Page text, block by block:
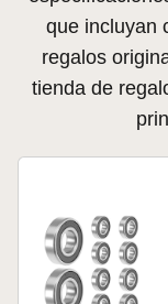
que incluyan
regalos
tienda de